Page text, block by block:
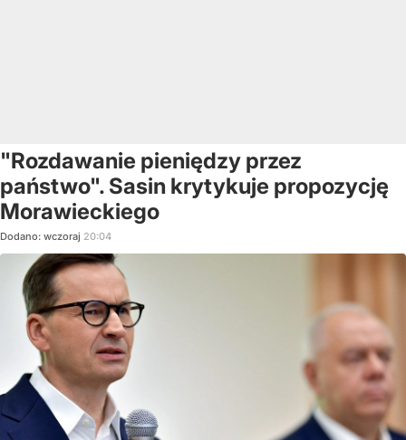
"Rozdawanie pieniędzy przez
państwo". Sasin krytykuje propozycję
Morawieckiego
Dodano: wczoraj 20:04